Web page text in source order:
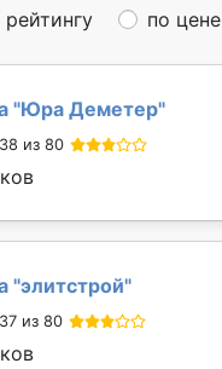
рейтингу по цене
"Юра Деметер"
из 80
"элитстрой"
из 80